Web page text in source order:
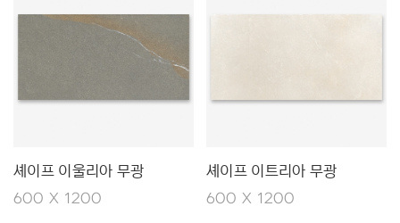
셰이프 이울리아 무광
600 X 1200
셰이프 이트리아 무광
600 X 1200